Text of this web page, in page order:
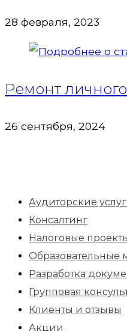
28 февраля, 2023
Ремонт
26 сентября, 2024
Аудиторские
Консалтинг
Налоговые
Образовательные
Разработка
Групповая
Клиенты и отзывы
Акции